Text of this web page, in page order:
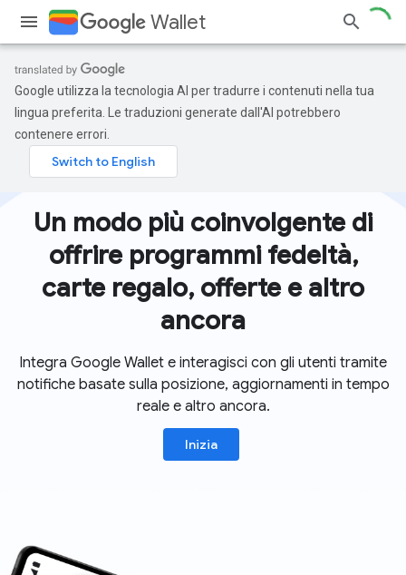
Wallet
Google utilizza la tecnologia AI per tradurre i contenuti nella tua
lingua preferita. Le traduzioni generate dall'AI potrebbero
contenere errori.
Un modo più coinvolgente di
offrire programmi fedeltà,
carte regalo, offerte e altro
ancora
Integra Google Wallet e interagisci con gli utenti tramite
notifiche basate sulla posizione, aggiornamenti in tempo
reale e altro ancora.
Inizia